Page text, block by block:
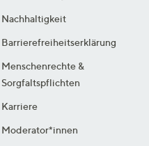
Nachhaltigkeit
Barrierefreiheitserklärung
Menschenrechte &
Sorgfaltspflichten
Karriere
Moderator*innen